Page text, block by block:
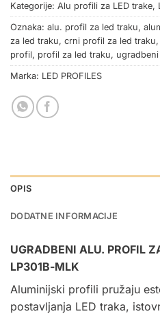
Kategorije: Alu profili za LED trake,
Oznaka: alu. profil za led traku,
za led traku, crni profil za led traku,
profil, profil za led traku,
Marka: LED PROFILES
OPIS
DODATNE INFORMACIJE
UGRADBENI ALU. PROFIL
LP301B-MLK
Aluminijski profili pružaju
postavljanja LED traka,